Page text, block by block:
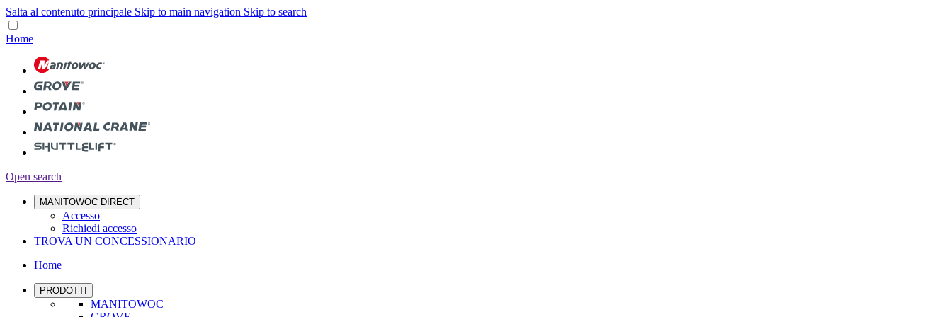
Salta al contenuto principale Skip to main navigation Skip to search
Home
Open search
MANITOWOC DIRECT
Accesso
Richiedi accesso
TROVA UN CONCESSIONARIO
Home
PRODOTTI
MANITOWOC